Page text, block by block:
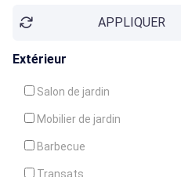
Balcon / Terrasse
APPLIQUER
Extérieur
Salon de jardin
Mobilier de jardin
Barbecue
Transats